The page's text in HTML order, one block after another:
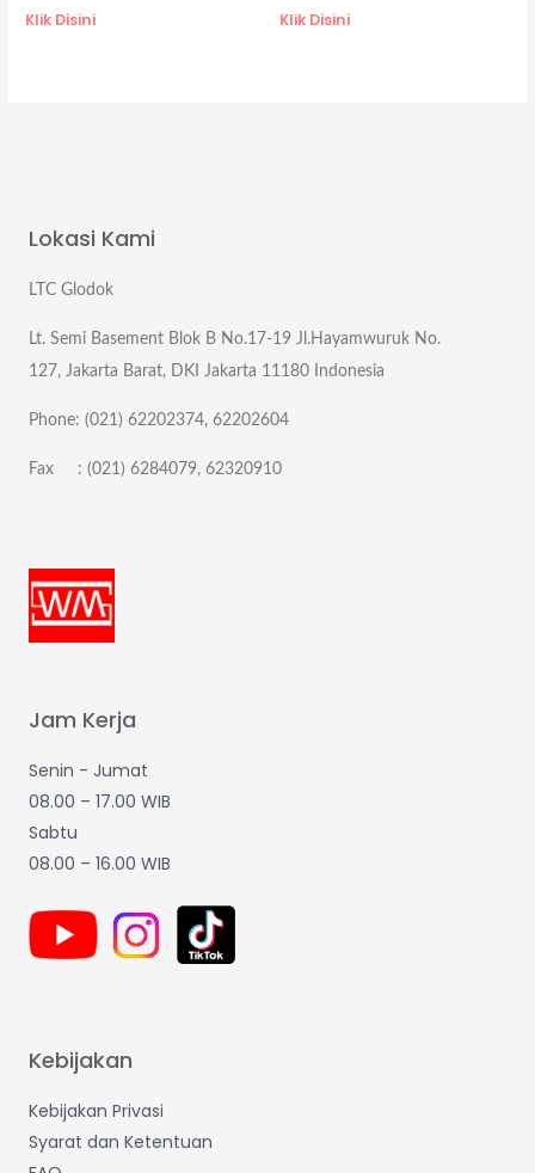
Klik Disini Klik Disini
Lokasi Kami
LTC Glodok
Lt. Semi Basement Blok B No.17-19 Jl.Hayamwuruk No.
127, Jakarta Barat, DKI Jakarta 11180 Indonesia
Phone: (021) 62202374, 62202604
Fax : (021) 6284079, 62320910
Jam Kerja
Senin - Jumat
08.00 – 17.00 WIB
Sabtu
08.00 – 16.00 WIB
Kebijakan
Kebijakan Privasi
Syarat dan Ketentuan